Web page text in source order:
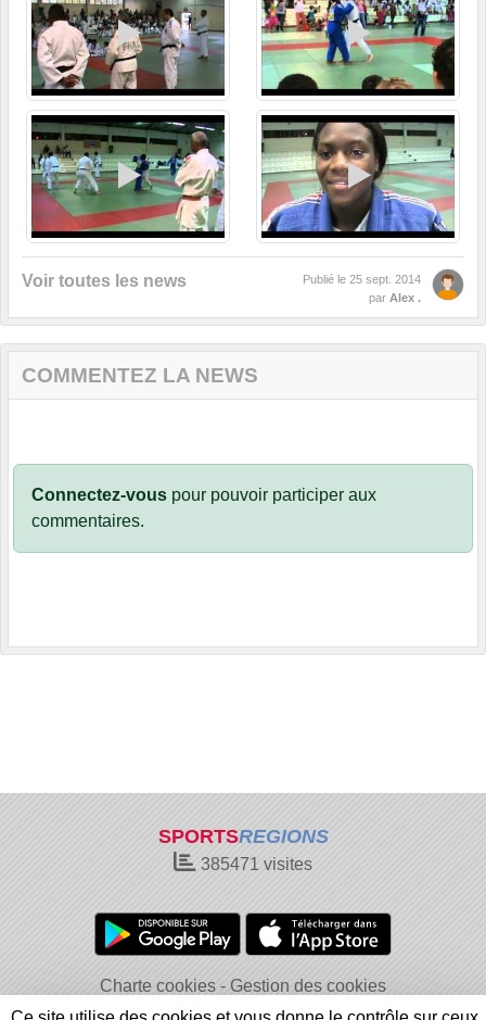
Voir toutes les news Publié le 25 sept. 2014
par Alex .
COMMENTEZ LA NEWS
Connectez-vous pour pouvoir participer aux
commentaires.
SPORTSREGIONS
385471 visites
Charte cookies
Gestion des cookies
Informations légales
Signaler un contenu inapproprié